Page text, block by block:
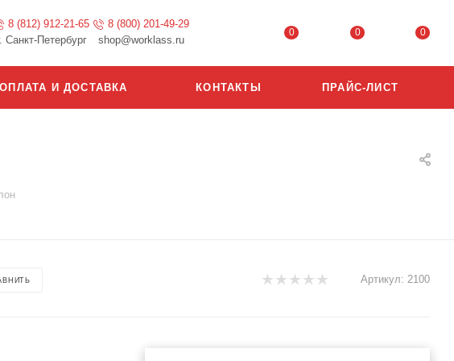
8 (812) 912-21-65
Санкт-Петербург
8 (800) 201-49-29
shop@worklass.ru
0 0 0
ОПЛАТА И ДОСТАВКА КОНТАКТЫ ПРАЙС-ЛИСТ
Артикул: 2100